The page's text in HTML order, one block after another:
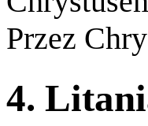
Przez
4.